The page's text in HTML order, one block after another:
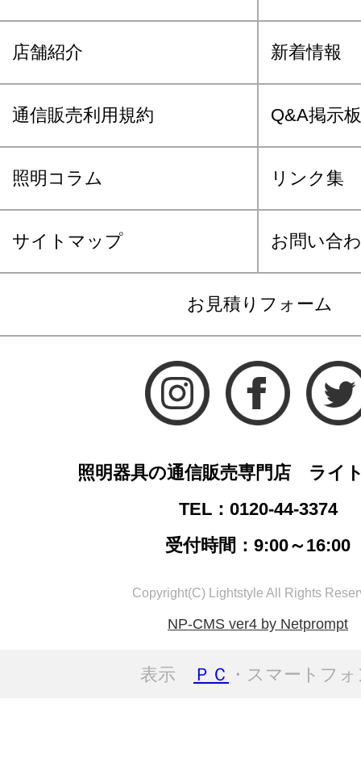
店舗紹介 新着情報
通信販売利用規約 Q&A掲示板
照明コラム リンク集
サイトマップ お問い合
お見積りフォーム
照明器具の通信販売専門店 ライ
TEL：0120-44-3374
受付時間：9:00～16:00
Copyright(C) Lightstyle All Rights
NP-CMS ver4 by Netprompt
表示 ＰＣ ・スマートフ